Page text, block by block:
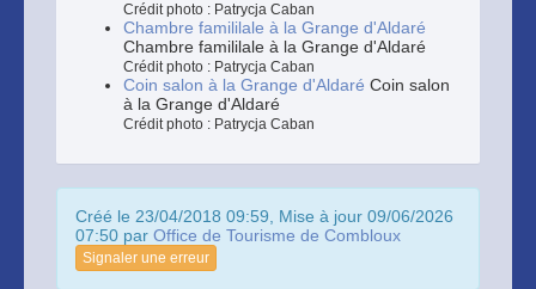
Crédit photo : Patrycja Caban
Chambre famililale à la Grange d'Aldaré
Chambre famililale à la Grange d'Aldaré
Crédit photo : Patrycja Caban
Coin salon à la Grange d'Aldaré Coin salon
à la Grange d'Aldaré
Crédit photo : Patrycja Caban
Créé le 23/04/2018 09:59, Mise à jour 09/06/2026
07:50 par Office de Tourisme de Combloux
Signaler une erreur